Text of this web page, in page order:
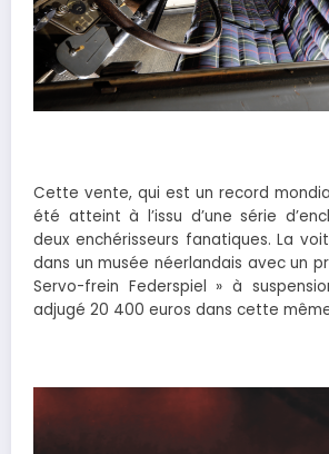
Cette vente, qui est un record
été atteint à l’issu d’une série
deux enchérisseurs fanatiques. La
dans un musée néerlandais avec un
Servo-frein Federspiel » à
adjugé 20 400 euros dans cette